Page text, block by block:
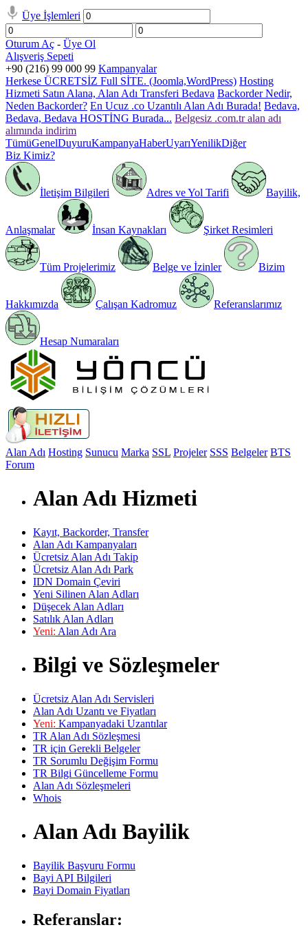
Üye İşlemleri
Oturum Aç - Üye Ol
Alışveriş Sepeti
+90 (216) 99 000 99 Kampanyalar
Herkese ÜCRETSİZ Full SİTE. (Joomla,WordPress) Hosting
Hizmeti Satın Alana, Alan Adı Transferi Bedava Backorder Nedir,
Neden Backorder? En Ucuz .co Uzantılı Alan Adı Burada! Bedava,
Bedava, Bedava HOSTİNG Burada... Belgesiz .com.tr alan adı
alımında indirim
TümüGenelDuyuruKampanyaHaberUyarıYenilikDiğer
Biz Kimiz?
İletişim Bilgileri Adres ve Yol Tarifi Bayilik,
Anlaşmalar İnsan Kaynakları Şirket Resimleri
Tüm Projelerimiz Belge ve İzinler Bizim
Hakkımızda Çalışan Kadromuz Referanslarımız
Hesap Numaraları
Alan Adı Hosting Sunucu Marka SSL Projeler SSS Belgeler BTS
Forum
Alan Adı Hizmeti
Kayıt, Backorder, Transfer
Alan Adı Kampanyaları
Ücretsiz Alan Adı Takip
Ücretsiz Alan Adı Park
IDN Domain Çeviri
Yeni Silinen Alan Adları
Düşecek Alan Adları
Satılık Alan Adları
Yeni: Alan Adı Ara
Bilgi ve Sözleşmeler
Ücretsiz Alan Adı Servisleri
Alan Adı Uzantı ve Fiyatları
Yeni: Kampanyadaki Uzantılar
TR Alan Adı Sözleşmesi
TR için Gerekli Belgeler
TR Sorumlu Değişim Formu
TR Bilgi Güncelleme Formu
Alan Adı Sözleşmeleri
Whois
Alan Adı Bayilik
Bayilik Başvuru Formu
Bayi API Bilgileri
Bayi Domain Fiyatları
Referanslar: